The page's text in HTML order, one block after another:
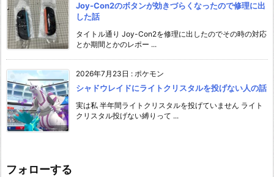
Joy-Con2のボタンが効きづらくなったので修理に出
した話
タイトル通り Joy-Con2を修理に出したのでその時の対応
とか期間とかのレポー ...
2026年7月23日 : ポケモン
シャドウレイドにライトクリスタルを投げない人の話
実は私 半年間ライトクリスタルを投げていません ライト
クリスタル投げない縛りって ...
フォローする